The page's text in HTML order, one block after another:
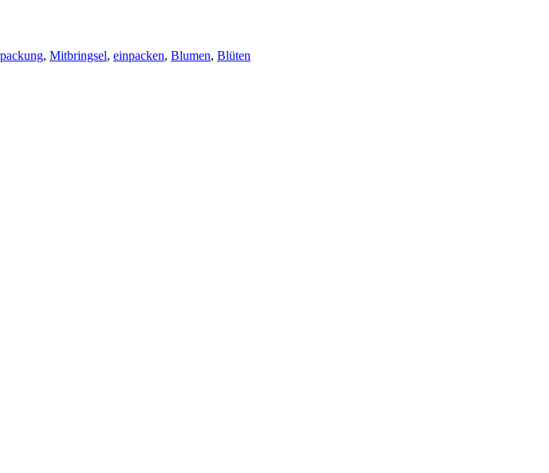
, Mitbringsel, einpacken, Blumen, Blüten